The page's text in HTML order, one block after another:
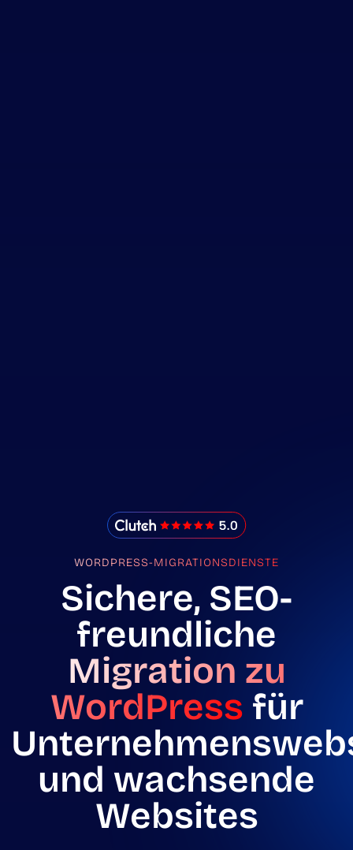
IMADO Reviews
WORDPRESS-MIGRATIONSDIENSTE
Sichere, SEO-
freundliche
Migration zu
WordPress für
und wachsende
Websites